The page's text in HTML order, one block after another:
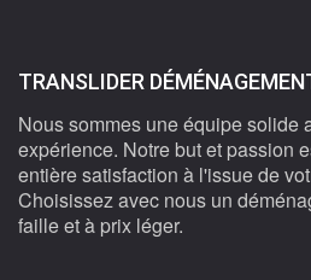
TRANSLIDER
Nous sommes une équipe solide
expérience. Notre but et passion
entière satisfaction à l'issue de
Choisissez avec nous un
faille et à prix léger.